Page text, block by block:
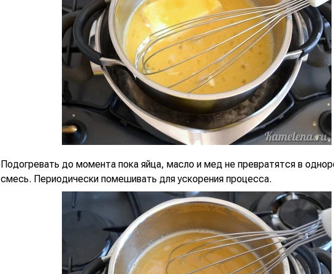
Подогревать до момента пока яйца, масло и мед не превратятся в
смесь. Периодически помешивать для ускорения процесса.